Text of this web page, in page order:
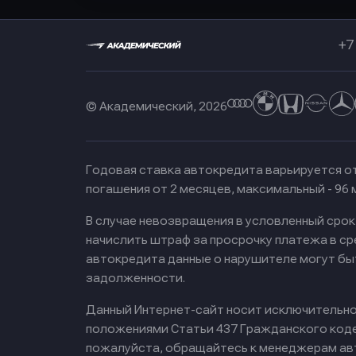
© Академический, 2026
Годовая ставка автокредита варьируется
погашения от 2 месяцев, максимальный -
В случае невозвращения в условленный
начислить штраф за просрочку платежа в
автокредита данные о нарушителе могут
задолженности.
Данный Интернет-сайт носит
положениями Статьи 437 Гражданского
пожалуйста, обращайтесь к менеджерам